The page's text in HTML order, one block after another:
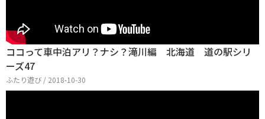
ココって車中泊アリ？ナシ？滝川編 北海道 道の駅シリ
ーズ47
ふたり遊び / 2018-10-30